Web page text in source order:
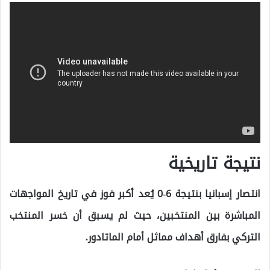
نتيجة تاريخية
انتصار إسبانيا بنتيجة 6-0 يُعد أكبر فوز في تاريخ المواجهات
المباشرة بين المنتخبين، حيث لم يسبق أن خسر المنتخب
التركي بفارق أهداف مماثل أمام الماتادور.